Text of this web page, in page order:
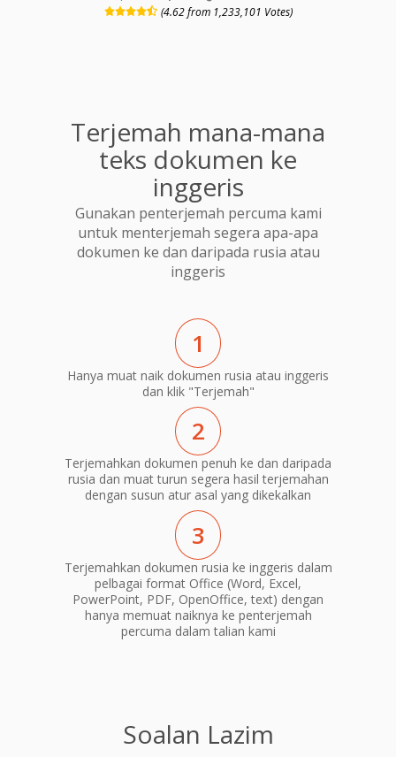
(4.62 from 1,233,101 Votes)
Terjemah mana-mana
teks dokumen ke
inggeris
Gunakan penterjemah percuma kami
untuk menterjemah segera apa-apa
dokumen ke dan daripada rusia atau
inggeris
1
Hanya muat naik dokumen rusia atau inggeris
dan klik "Terjemah"
2
Terjemahkan dokumen penuh ke dan daripada
rusia dan muat turun segera hasil terjemahan
dengan susun atur asal yang dikekalkan
3
Terjemahkan dokumen rusia ke inggeris dalam
pelbagai format Office (Word, Excel,
PowerPoint, PDF, OpenOffice, text) dengan
hanya memuat naiknya ke penterjemah
percuma dalam talian kami
Soalan Lazim